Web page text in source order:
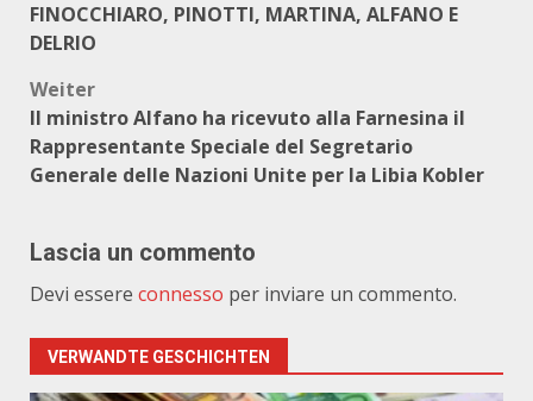
FINOCCHIARO, PINOTTI, MARTINA, ALFANO E
DELRIO
Weiter
Il ministro Alfano ha ricevuto alla Farnesina il
Rappresentante Speciale del Segretario
Generale delle Nazioni Unite per la Libia Kobler
Lascia un commento
Devi essere connesso per inviare un commento.
VERWANDTE GESCHICHTEN